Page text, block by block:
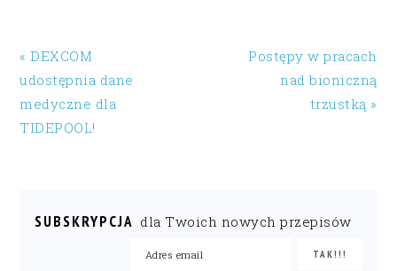
« DEXCOM
udostępnia dane
medyczne dla
TIDEPOOL!
Postępy w pracach
nad bioniczną
trzustką »
SUBSKRYPCJA dla Twoich nowych przepisów